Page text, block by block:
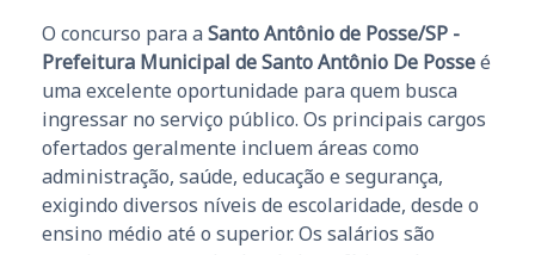
O concurso para a Santo Antônio de Posse/SP -
Prefeitura Municipal de Santo Antônio De Posseé
uma excelente oportunidade para quem busca
ingressar no serviço público. Os principais cargos
ofertados geralmente incluem áreas como
administração, saúde, educação e segurança,
exigindo diversos níveis de escolaridade, desde o
ensino médio até o superior. Os salários são